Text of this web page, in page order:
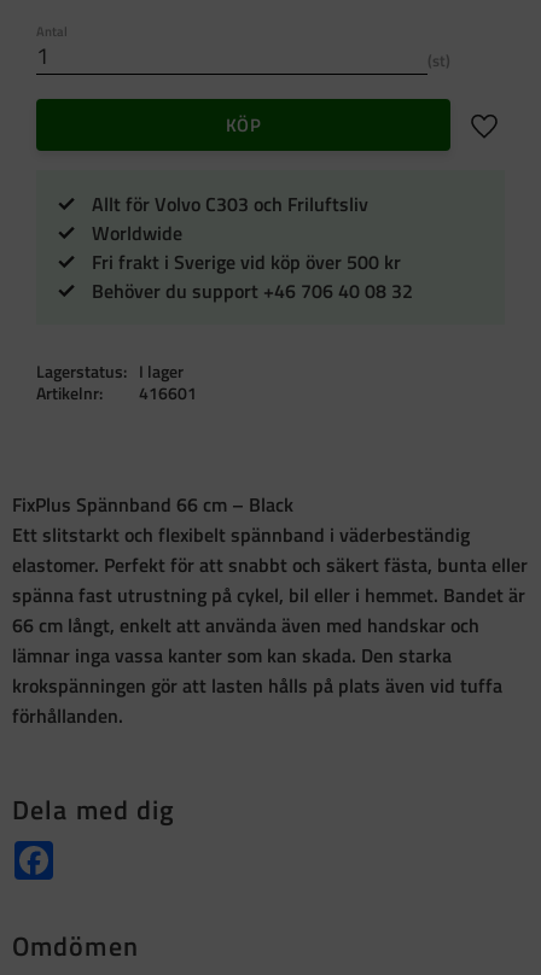
Antal
st
KÖP Lägg
Allt för Volvo C303 och Friluftsliv
Worldwide
Fri frakt i Sverige vid köp över 500 kr
Behöver du support +46 706 40 08 32
Lagerstatus
I lager
Artikelnr
416601
FixPlus Spännband 66 cm – Black
Ett slitstarkt och flexibelt spännband i väderbeständig
elastomer. Perfekt för att snabbt och säkert fästa, bunta eller
spänna fast utrustning på cykel, bil eller i hemmet. Bandet är
66 cm långt, enkelt att använda även med handskar och
lämnar inga vassa kanter som kan skada. Den starka
krokspänningen gör att lasten hålls på plats även vid tuffa
förhållanden.
Dela med dig
Omdömen